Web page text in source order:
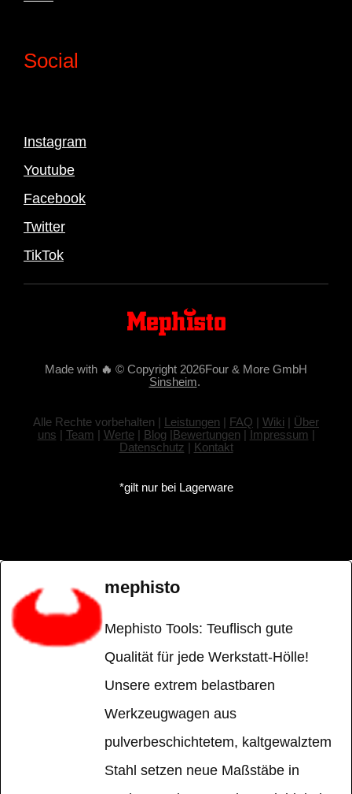
Social
Instagram
Youtube
Facebook
Twitter
TikTok
Made with 🔥 © Copyright 2026Four & More GmbH
Sinsheim.
Alle Rechte vorbehalten | Leistungen | FAQ | Wiki | Über
uns | Team | Werte| Blog |Bewertungen | Impressum |
Datenschutz | Kontakt
*gilt nur bei Lagerware
mephisto
Mephisto Tools: Teuflisch gute
Qualität für jede Werkstatt-Hölle!
Unsere extrem belastbaren
Werkzeugwagen aus
pulverbeschichtetem, kaltgewalztem
Stahl setzen neue Maßstäbe in